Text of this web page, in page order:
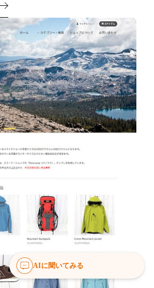
AIに聞いてみる